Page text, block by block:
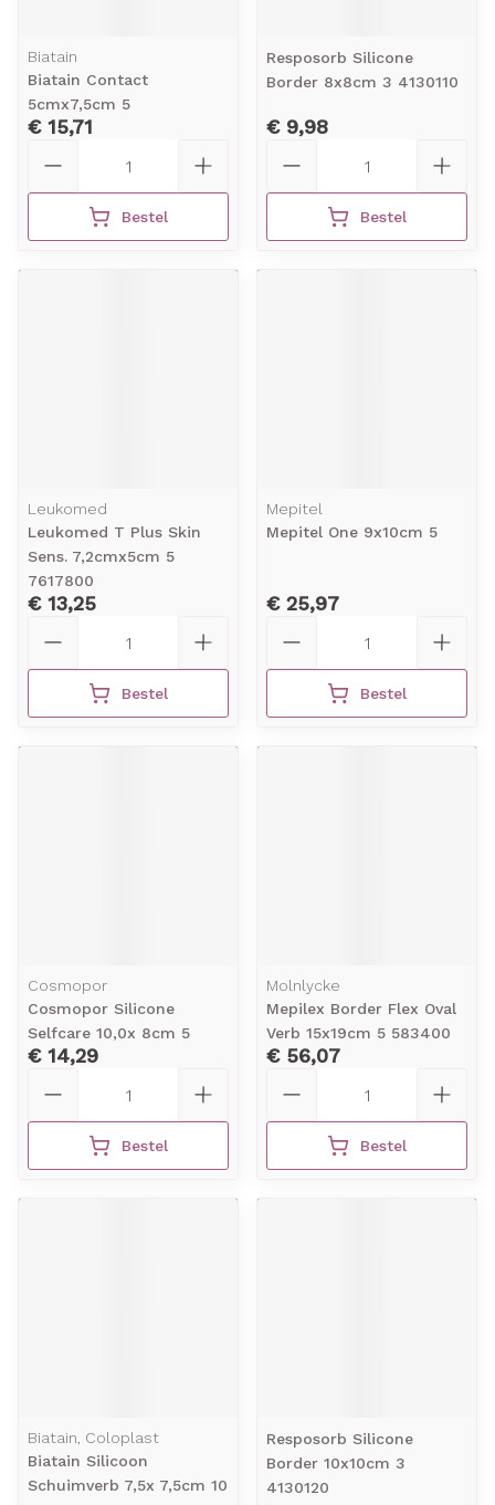
Biatain
Biatain Contact
5cmx7,5cm 5
€ 15,71
Bestel
Resposorb Silicone
Border 8x8cm 3 4130110
€ 9,98
Bestel
Leukomed
Leukomed T Plus Skin
Sens. 7,2cmx5cm 5
7617800
€ 13,25
Bestel
Mepitel
Mepitel One 9x10cm 5
€ 25,97
Bestel
Cosmopor
Cosmopor Silicone
Selfcare 10,0x 8cm 5
€ 14,29
Bestel
Molnlycke
Mepilex Border Flex Oval
Verb 15x19cm 5 583400
€ 56,07
Bestel
Biatain, Coloplast
Biatain Silicoon
Schuimverb 7,5x 7,5cm 10
Resposorb Silicone
Border 10x10cm 3
4130120